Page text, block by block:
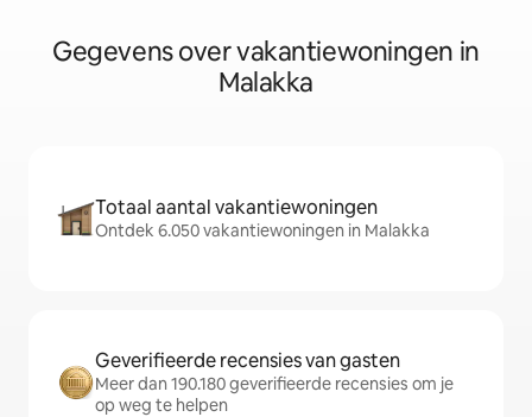
Gegevens over vakantiewoningen in
Malakka
Totaal aantal vakantiewoningen
Ontdek 6.050 vakantiewoningen in Malakka
Geverifieerde recensies van gasten
Meer dan 190.180 geverifieerde recensies om je
op weg te helpen